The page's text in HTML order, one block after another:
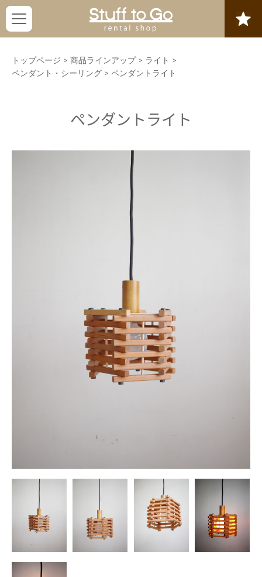
トップページ > 商品ラインアップ > ライト >
ペンダント・シーリング > ペンダントライト
ペンダントライト